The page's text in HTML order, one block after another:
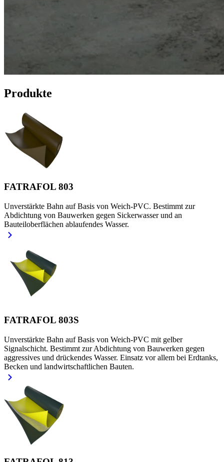
Produkte
FATRAFOL 803
Unverstärkte Bahn auf Basis von Weich-PVC. Bestimmt zur
Abdichtung von Bauwerken gegen Sickerwasser und an
Bauteiloberflächen ablaufendes Wasser.
FATRAFOL 803S
Unverstärkte Bahn auf Basis von Weich-PVC mit gelber
Signalschicht. Bestimmt zur Abdichtung von Bauwerken gegen
aggressives und drückendes Wasser. Einsatz vor allem bei Erdtanks,
Becken und landwirtschaftlichen Bauten.